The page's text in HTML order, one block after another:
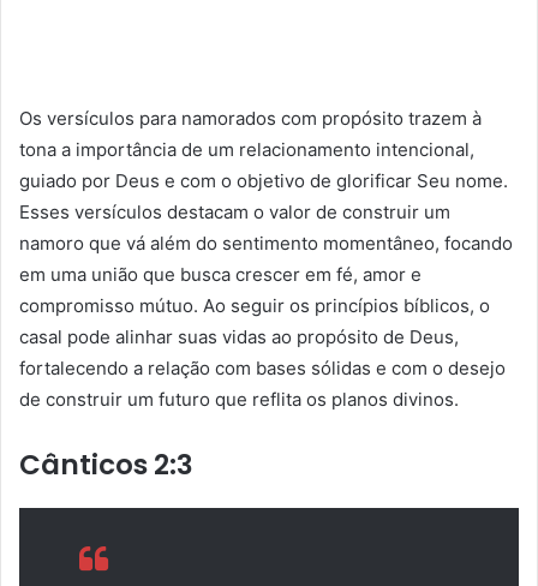
Os versículos para namorados com propósito trazem à
tona a importância de um relacionamento intencional,
guiado por Deus e com o objetivo de glorificar Seu nome.
Esses versículos destacam o valor de construir um
namoro que vá além do sentimento momentâneo, focando
em uma união que busca crescer em fé, amor e
compromisso mútuo. Ao seguir os princípios bíblicos, o
casal pode alinhar suas vidas ao propósito de Deus,
fortalecendo a relação com bases sólidas e com o desejo
de construir um futuro que reflita os planos divinos.
Cânticos 2:3